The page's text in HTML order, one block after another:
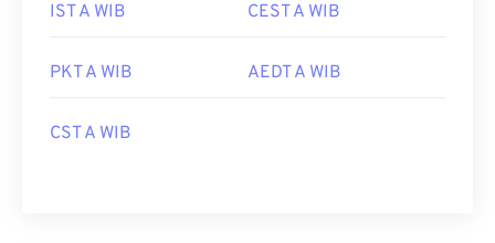
IST A WIB CEST A WIB
PKT A WIB AEDT A WIB
CST A WIB